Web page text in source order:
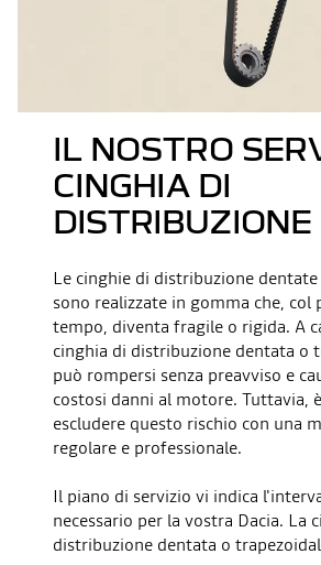
IL NOSTRO
CINGHIA DI
DISTRIBUZIONE
Le cinghie di distribuzione
sono realizzate in gomma che, col
tempo, diventa fragile o rigida. A
cinghia di distribuzione dentata o
può rompersi senza preavviso e
costosi danni al motore. Tuttavia,
escludere questo rischio con una
regolare e professionale.
Il piano di servizio vi indica
necessario per la vostra Dacia. La
distribuzione dentata o